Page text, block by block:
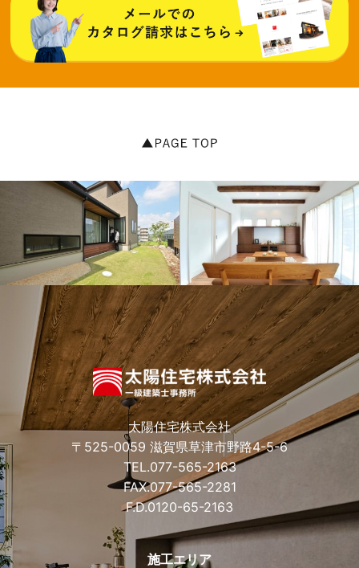
太陽住宅株式会社
〒525-0059 滋賀県草津市野路4-5-6
TEL.077-565-2163
FAX.077-565-2281
F.D.0120-65-2163
施工エリア